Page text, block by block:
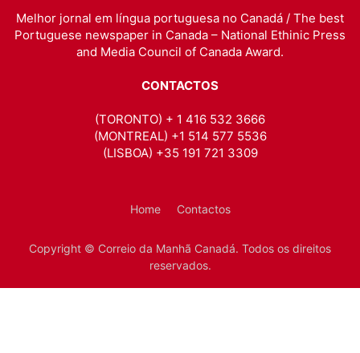
Melhor jornal em língua portuguesa no Canadá / The best
Portuguese newspaper in Canada – National Ethinic Press
and Media Council of Canada Award.
CONTACTOS
(TORONTO) + 1 416 532 3666
(MONTREAL) +1 514 577 5536
(LISBOA) +35 191 721 3309
Home Contactos
Copyright © Correio da Manhã Canadá. Todos os direitos
reservados.